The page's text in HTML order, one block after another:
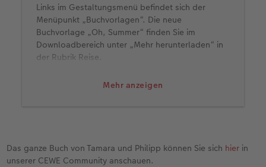
Mehr anzeigen
Links im Gestaltungsmenü befindet sich der
Menüpunkt „Buchvorlagen“. Die neue
Buchvorlage „Oh, Summer“ finden Sie im
Downloadbereich unter „Mehr herunterladen“ in
der Rubrik Reise.
Ziehen Sie einfach die Buchvorlage auf Ihr
3.Anpassen und verändern
Das ganze Buch von Tamara und Philipp können Sie sich hier in
unserer CEWE Community anschauen.